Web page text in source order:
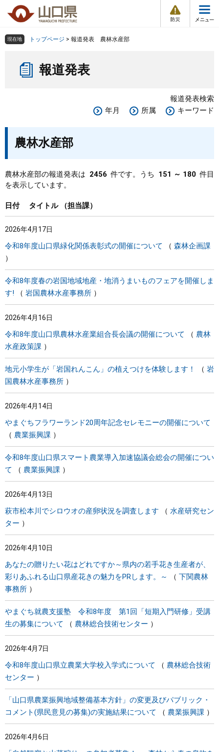
の
ー
メ
組織で探す
Other Languages
くらし・環境
教育・文化・スポーツ
しごと・産業・観光
現在地 トップページ > 報道発表 農林水産部
報道発表
報道発表検索
年月
所属 キーワード
農林水産部
農林水産部の報道発表は 2456 件です。うち 151 ～ 180 件目
を表示しています。
日付 タイトル 担当課
2026年4月17日
令和8年度山口県緑化関係表彰式の開催について 森林企画課
令和8年度春の岩国地域地産・地消うまいものフェアを開催しま
す!
岩国農林水産事務所
2026年4月16日
令和8年度山口県農林水産業組合長会議の開催について
農林
水産政策課
地元小学生が「岩国れんこん」の植えつけを体験します！
岩
国農林水産事務所
2026年4月14日
やまぐちフラワーランド20周年記念セレモニーの開催について
農業振興課
令和8年度山口県スマート農業導入加速協議会総会の開催につい
て
農業振興課
2026年4月13日
萩市松本川でシロウオの産卵状況を調査します
水産研究セン
ター
2026年4月10日
あなたの贈りたい花はどれですか～県内の若手花き生産者が、
彩りあふれる山口県産花きの魅力をPRします。～
下関農林
事務所
やまぐち就農支援塾 令和8年度 第1回「短期入門研修」受講
生の募集について
農林総合技術センター
2026年4月7日
令和8年度山口県立農業大学校入学式について
農林総合技術
センター
「山口県農業振興地域整備基本方針」の変更及びパブリック・
コメント(県民意見の募集)の実施結果について
農業振興課
2026年4月6日